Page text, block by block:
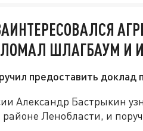
ШЛАГБАУМ И
предоставить доклад
Александр Бастрыкин
районе Ленобласти, и